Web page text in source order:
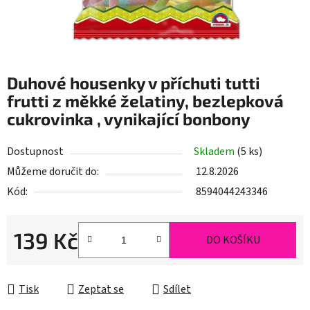
Duhové housenky v příchuti tutti
frutti z měkké želatiny, bezlepková
cukrovinka , vynikající bonbony
Dostupnost Skladem (5 ks)
Můžeme doručit do:
12.8.2026
Kód:
8594044243346
139 Kč DO KOŠÍKU
Tisk Zeptat se Sdílet